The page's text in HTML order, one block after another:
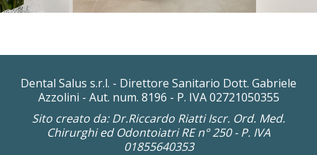
Dental Salus s.r.l. - Direttore Sanitario Dott. Gabriele
Azzolini - Aut. num. 8196 - P. IVA 02721050355
Sito creato da: Dr.Riccardo Riatti Iscr. Ord. Med.
Chirurghi ed Odontoiatri RE n° 250 - P. IVA
01855640353